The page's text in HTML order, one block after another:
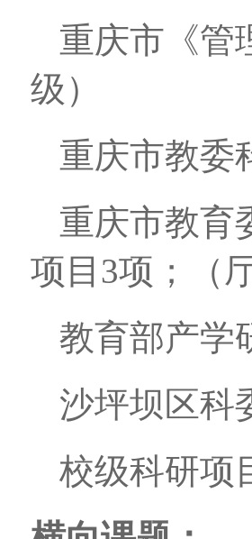
重庆市《管
级）
重庆市教委
重庆市教育
项目3项；（
教育部产学
沙坪坝区科
校级科研项